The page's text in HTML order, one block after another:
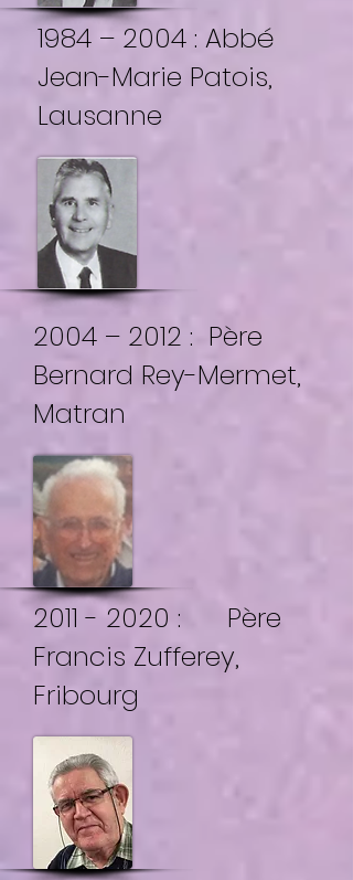
1984 – 2004 : Abbé
Jean-Marie Patois,
Lausanne
2004 – 2012 : Père
Bernard Rey-Mermet,
Matran
2011 - 2020 : Père
Francis Zufferey,
Fribourg